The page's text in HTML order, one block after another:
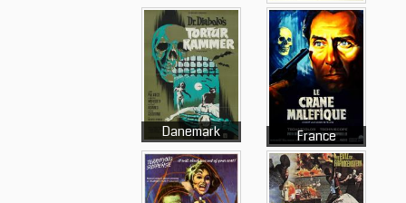
Danemark France